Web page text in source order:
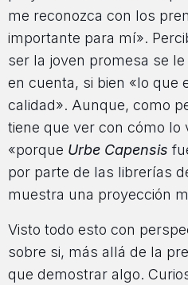
me reconozca con los
importante para mí».
ser la joven promesa se
en cuenta, si bien «lo que
calidad». Aunque, como
tiene que ver con cómo lo
«porque Urbe Capensis
por parte de las librerías
muestra una proyección
Visto todo esto con
sobre si, más allá de la
que demostrar algo.